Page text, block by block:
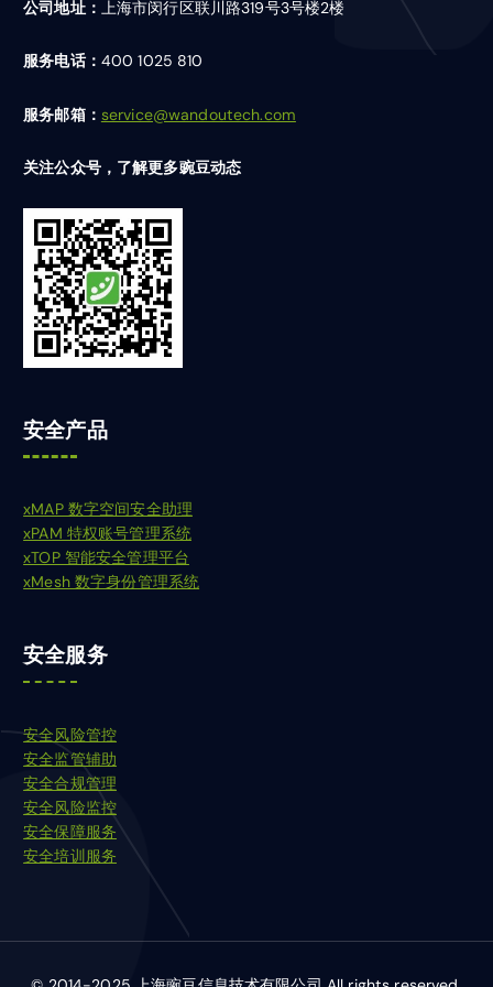
公司地址： 上海市闵行区联川路319号3号楼2楼
服务电话： 400 1025 810
服务邮箱： service@wandoutech.com
关注公众号，了解更多豌豆动态
安全产品
xMAP 数字空间安全助理
xPAM 特权账号管理系统
xTOP 智能安全管理平台
xMesh 数字身份管理系统
安全服务
安全风险管控
安全监管辅助
安全合规管理
安全风险监控
安全保障服务
安全培训服务